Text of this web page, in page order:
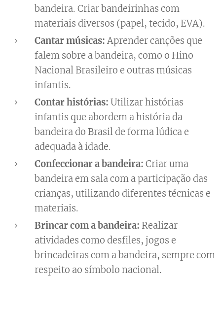
bandeira. Criar bandeirinhas com
materiais diversos (papel, tecido, EVA).
Cantar músicas:Aprender canções que
falem sobre a bandeira, como o Hino
Nacional Brasileiro e outras músicas
infantis.
Contar histórias: Utilizar histórias
infantis que abordem a história da
bandeira do Brasil de forma lúdica e
adequada à idade.
Confeccionar a bandeira: Criar uma
bandeira em sala com a participação das
crianças, utilizando diferentes técnicas e
materiais.
Brincar com a bandeira: Realizar
atividades como desfiles, jogos e
brincadeiras com a bandeira, sempre com
respeito ao símbolo nacional.